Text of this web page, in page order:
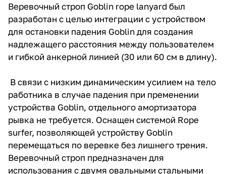
Веревочный строп Goblin rope lanyard был
разработан с целью интеграции с устройством
для остановки падения Goblin для создания
надлежащего расстояния между пользователем
и гибкой анкерной линией (30 или 60 см в длину).
В связи с низким динамическим усилием на тело
работника в случае падения при пременении
устройства Goblin, отдельного амортизатора
рывка не требуется. Оснащен системой Rope
surfer, позволяющей устройству Goblin
перемещаться по веревке без лишнего трения.
Веревочный строп предназначен для
использования с двумя овальными стальными